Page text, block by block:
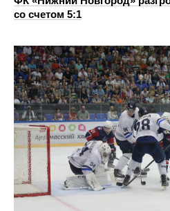
со счетом 5:1